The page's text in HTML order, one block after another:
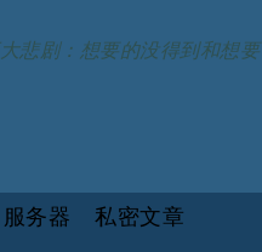
悲剧：想要的没得到和想要
服务器
私密文章